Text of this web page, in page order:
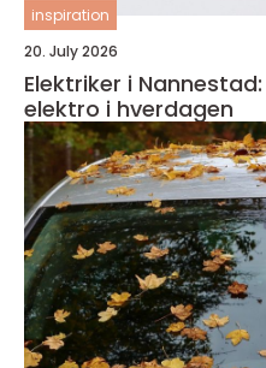
inspiration
20. July 2026
Elektriker i
elektro i hverdagen